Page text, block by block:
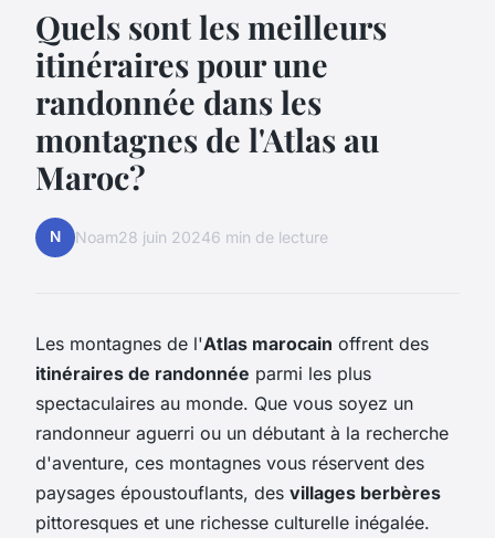
Quels sont les meilleurs
itinéraires pour une
randonnée dans les
montagnes de l'Atlas au
Maroc?
N Noam28 juin 20246 min de lecture
Les montagnes de l'Atlas marocain offrent des
itinéraires de randonnée parmi les plus
spectaculaires au monde. Que vous soyez un
randonneur aguerri ou un débutant à la recherche
d'aventure, ces montagnes vous réservent des
paysages époustouflants, des villages berbères
pittoresques et une richesse culturelle inégalée.